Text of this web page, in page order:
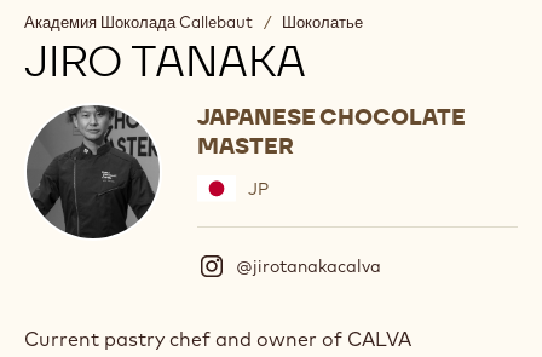
Академия Шоколада Callebaut / Шоколатье
JIRO TANAKA
JAPANESE CHOCOLATE
MASTER
JP
@jirotanakacalva
s
Current pastry chef and owner of CALVA